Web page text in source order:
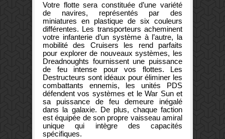
Votre flotte sera constituée d’une variété
de navires, représentés par des
miniatures en plastique de six couleurs
différentes. Les transporteurs acheminent
votre infanterie d’un système à l’autre, la
mobilité des Cruisers les rend parfaits
pour explorer de nouveaux systèmes, les
Dreadnoughts fournissent une puissance
de feu intense pour vos flottes. Les
Destructeurs sont idéaux pour éliminer les
combattants ennemis, les unités PDS
défendent vos systèmes et le War Sun et
sa puissance de feu demeure inégalé
dans la galaxie. De plus, chaque faction
est équipée de son propre vaisseau amiral
unique qui intègre des capacités
spécifiques.